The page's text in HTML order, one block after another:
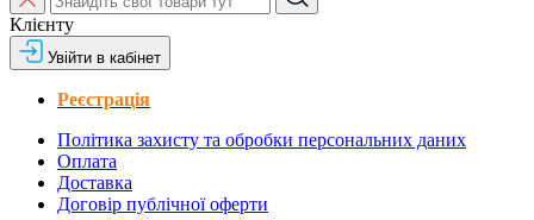
Клієнту
Увійти в кабінет
Реєстрація
Політика захисту та обробки персональних даних
Оплата
Доставка
Договір публічної оферти